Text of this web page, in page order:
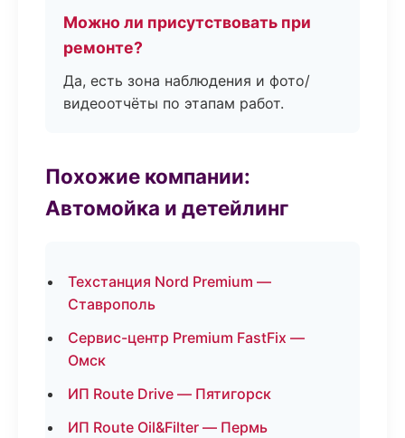
Можно ли присутствовать при
ремонте?
Да, есть зона наблюдения и фото/
видеоотчёты по этапам работ.
Похожие компании:
Автомойка и детейлинг
Техстанция Nord Premium —
Ставрополь
Сервис-центр Premium FastFix —
Омск
ИП Route Drive — Пятигорск
ИП Route Oil&Filter — Пермь